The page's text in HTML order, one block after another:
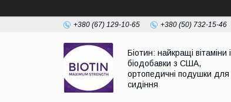
+380 (67) 129-10-65 +380 (50) 732-15-46
Біотин: найкращі вітаміни і
біодобавки з США,
ортопедичні подушки для
сидіння